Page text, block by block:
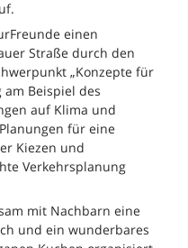
einen
Straße durch den
„Konzepte für
Beispiel des
auf Klima und
für eine
Kiezen und
Verkehrsplanung
mit Nachbarn eine
und ein wunderbares